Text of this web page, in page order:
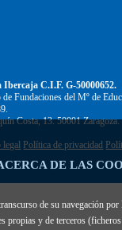
DE LAS
de su navegación
propias y de terceros
C.I.F. G-50000652.
Fundaciones del Mº de
Costa, 13. 50001 Zaragoza.
legal Política de privacidad